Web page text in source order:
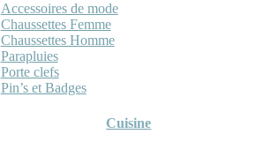
Accessoires de mode
Chaussettes Femme
Chaussettes Homme
Parapluies
Porte clefs
Pin’s et Badges
Cuisine